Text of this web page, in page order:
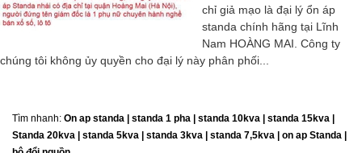
chỉ giả mạo là đại lý ổn áp
standa chính hãng tại Lĩnh
Nam HOÀNG MAI. Công ty
chúng tôi không ủy quyền cho đại lý này phân phối...
Tìm nhanh: On ap standa | standa 1 pha | standa 10kva | standa 15kva |
Standa 20kva |
standa 5kva | standa 3kva | standa 7,5kva | on ap Standa |